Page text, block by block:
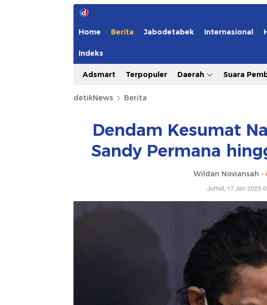
Home Berita Jabodetabek Internasional
Indeks
Adsmart Terpopuler Daerah Suara
detikNews Berita
Dendam Kesumat
Sandy Permana
Wildan Noviansah -
Jumat, 17 Jan 2025